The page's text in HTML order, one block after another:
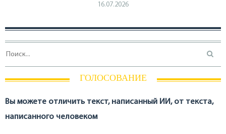
16.07.2026
ГОЛОСОВАНИЕ
Вы можете отличить текст, написанный ИИ, от текста,
написанного человеком